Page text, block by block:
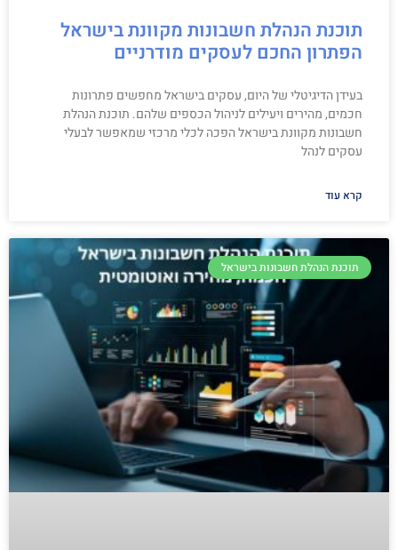
תוכנת הנהלת חשבונות מקוונת בישראל
הפתרון החכם לעסקים מודרניים
בעידן הדיגיטלי של היום, עסקים בישראל מחפשים פתרונות
חכמים, מהירים ויעילים לניהול הכספים שלהם. תוכנת הנהלת
חשבונות מקוונת בישראל הפכה לכלי מרכזי שמאפשר לבעלי
עסקים לנהל
קרא עוד
תוכנת הנהלת חשבונות בישראל